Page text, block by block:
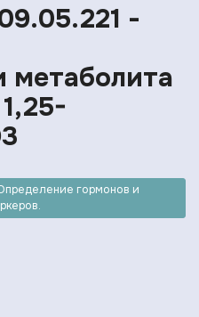
-
метаболита
гормонов и